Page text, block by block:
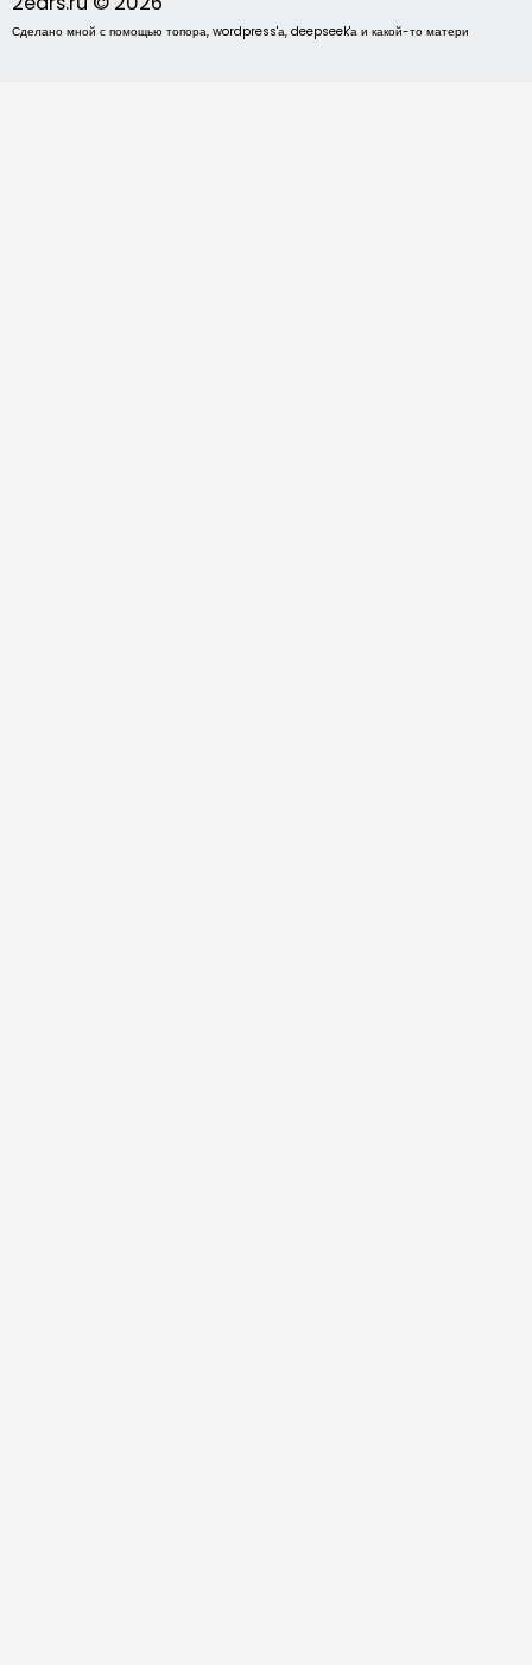
Сделано мной с помощью топора, wordpress'а, deepseek'а и какой-то матери